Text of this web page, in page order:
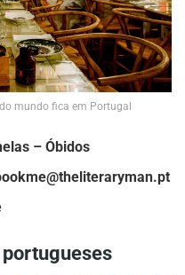
mundo fica em Portugal
– Óbidos